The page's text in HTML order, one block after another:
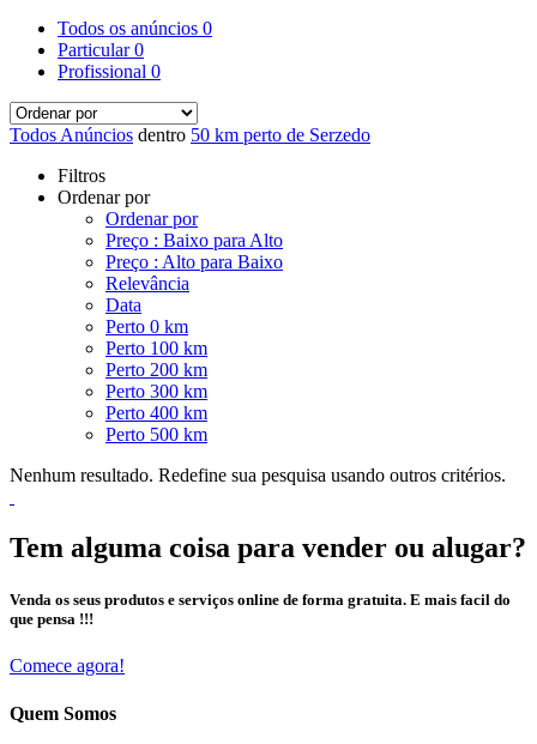
Todos os anúncios 0
Particular0
Profissional 0
Todos Anúncios dentro 50 km perto de Serzedo
Filtros
Ordenar por
Ordenar por
Preço : Baixo para Alto
Preço : Alto para Baixo
Relevância
Data
Perto 0 km
Perto 100 km
Perto 200 km
Perto 300 km
Perto 400 km
Perto 500 km
Nenhum resultado. Redefine sua pesquisa usando outros critérios.
Tem alguma coisa para vender ou alugar?
Venda os seus produtos e serviços online de forma gratuita. E mais facil do
que pensa !!!
Comece agora!
Quem Somos